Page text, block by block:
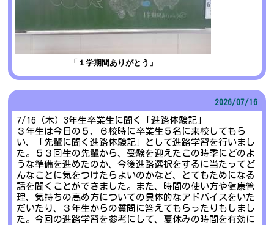
「１学期間ありがとう」
2026/07/16
7/16（木）3年生卒業生に聞く「進路体験記」
３年生は今日の５，６校時に卒業生５名に来校してもら
い、「先輩に聞く進路体験記」として進路学習を行いまし
た。５３回生の先輩から、受験を迎えたこの時季にどのよ
うな準備を進めたのか、今後進路選択をするに当たってど
んなことに気をつけたらよいのかなど、とてもためになる
話を聞くことができました。また、時間の使い方や健康管
理、気持ちの高め方についての具体的なアドバイスをいた
だいたり、３年生からの質問に答えてもらったりもしまし
た。今回の進路学習を参考にして、夏休みの時間を有効に